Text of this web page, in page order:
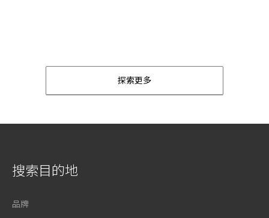
探索更多
搜索目的地
品牌